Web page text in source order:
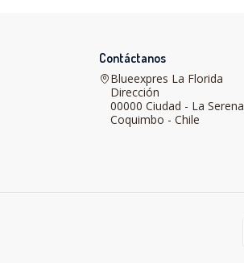
Contáctanos
Blueexpres La Florida
Dirección
00000 Ciudad - La Serena
Coquimbo - Chile